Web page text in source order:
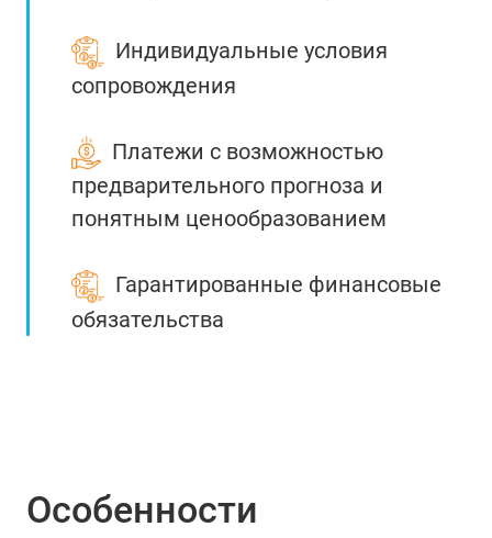
Индивидуальные условия
сопровождения
Платежи с возможностью
предварительного прогноза и
понятным ценообразованием
Гарантированные финансовые
обязательства
Особенности